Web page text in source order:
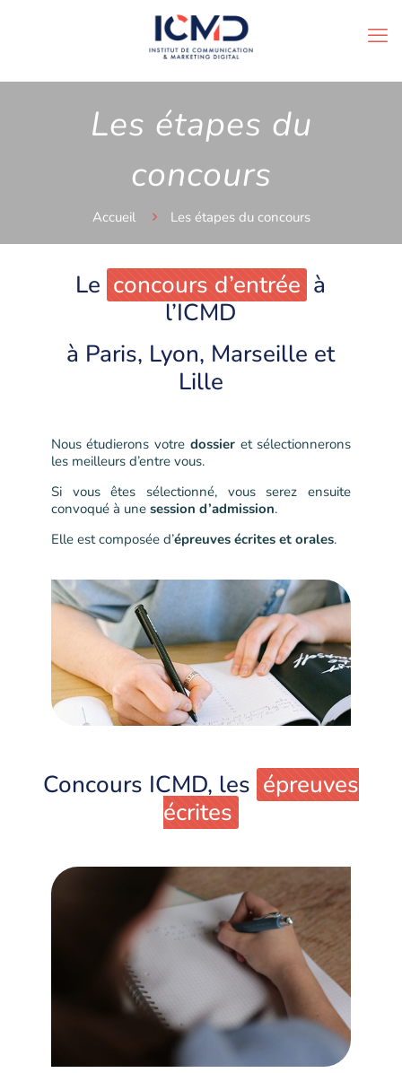
Les étapes du
concours
Accueil Les étapes du concours
Le concours d’entrée à
l’ICMD
à Paris, Lyon, Marseille et
Lille
Nous étudierons votre dossieret sélectionnerons
les meilleurs d’entre vous.
Si vous êtes sélectionné, vous serez ensuite
convoqué à une session d’admission.
Elle est composée d’épreuves écrites et orales.
Concours ICMD, les épreuves
écrites